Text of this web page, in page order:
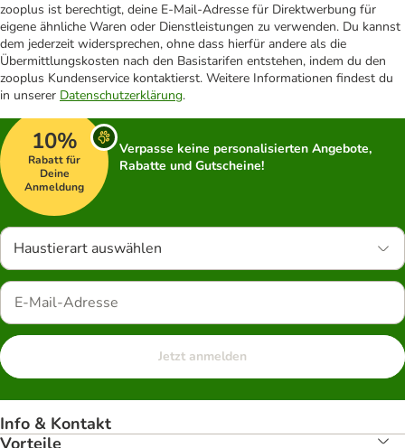
zooplus ist berechtigt, deine E-Mail-Adresse für Direktwerbung für
eigene ähnliche Waren oder Dienstleistungen zu verwenden. Du kannst
dem jederzeit widersprechen, ohne dass hierfür andere als die
Übermittlungskosten nach den Basistarifen entstehen, indem du den
zooplus Kundenservice kontaktierst. Weitere Informationen findest du
in unserer Datenschutzerklärung.
10%
Rabatt für
Deine
Anmeldung
Verpasse keine personalisierten Angebote,
Rabatte und Gutscheine!
Haustierart auswählen
Jetzt anmelden
Info & Kontakt
Vorteile